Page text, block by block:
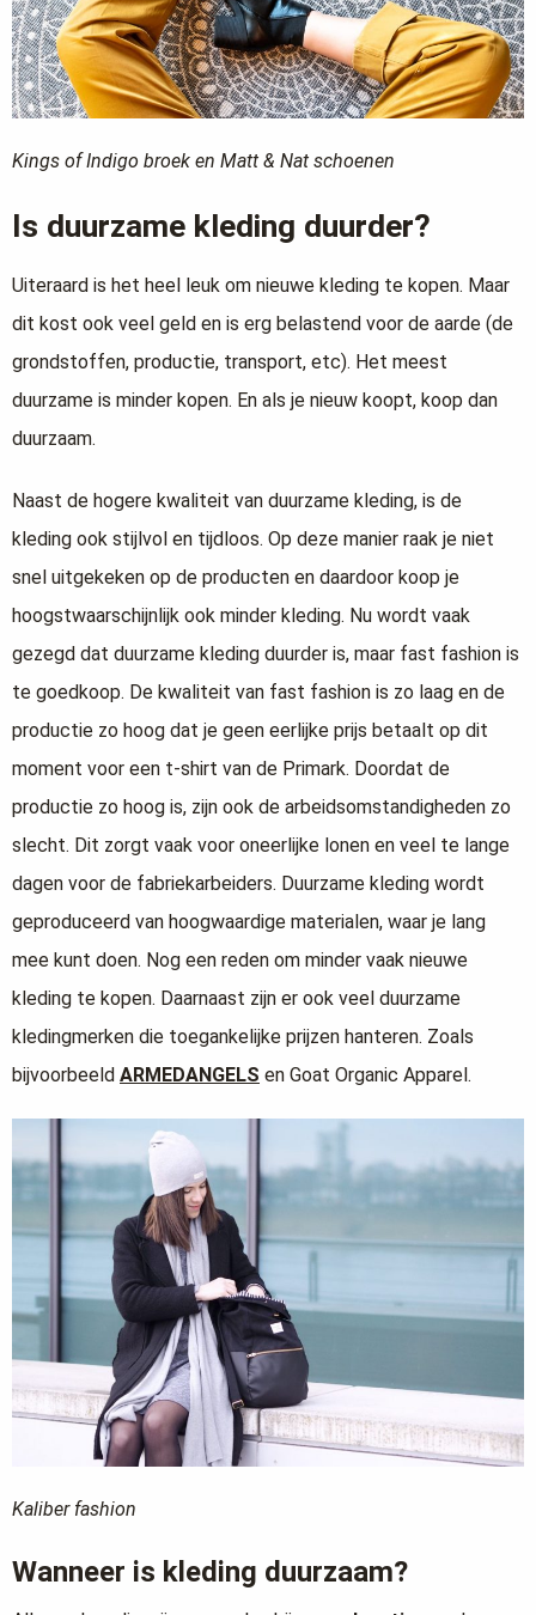
Kings of Indigo broek en Matt & Nat schoenen
Is duurzame kleding duurder?
Uiteraard is het heel leuk om nieuwe kleding te kopen. Maar
dit kost ook veel geld en is erg belastend voor de aarde (de
grondstoffen, productie, transport, etc). Het meest
duurzame is minder kopen. En als je nieuw koopt, koop dan
duurzaam.
Naast de hogere kwaliteit van duurzame kleding, is de
kleding ook stijlvol en tijdloos. Op deze manier raak je niet
snel uitgekeken op de producten en daardoor koop je
hoogstwaarschijnlijk ook minder kleding. Nu wordt vaak
gezegd dat duurzame kleding duurder is, maar fast fashion is
te goedkoop. De kwaliteit van fast fashion is zo laag en de
productie zo hoog dat je geen eerlijke prijs betaalt op dit
moment voor een t-shirt van de Primark. Doordat de
productie zo hoog is, zijn ook de arbeidsomstandigheden zo
slecht. Dit zorgt vaak voor oneerlijke lonen en veel te lange
dagen voor de fabriekarbeiders. Duurzame kleding wordt
geproduceerd van hoogwaardige materialen, waar je lang
mee kunt doen. Nog een reden om minder vaak nieuwe
kleding te kopen. Daarnaast zijn er ook veel duurzame
kledingmerken die toegankelijke prijzen hanteren. Zoals
bijvoorbeeld ARMEDANGELS en Goat Organic Apparel.
Kaliber fashion
Wanneer is kleding duurzaam?